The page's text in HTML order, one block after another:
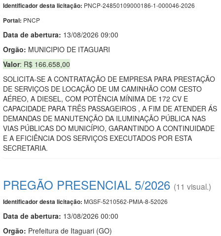
Identificador desta licitação: PNCP-24850109000186-1-000046-2026
Portal: PNCP
Data de abertura: 13/08/2026 09:00
Orgão: MUNICIPIO DE ITAGUARI
Valor: R$ 166.658,00
SOLICITA-SE A CONTRATAÇÃO DE EMPRESA PARA PRESTAÇÃO
DE SERVIÇOS DE LOCAÇÃO DE UM CAMINHÃO COM CESTO
AÉREO, A DIESEL, COM POTÊNCIA MÍNIMA DE 172 CV E
CAPACIDADE PARA TRÊS PASSAGEIROS , A FIM DE ATENDER ÁS
DEMANDAS DE MANUTENÇÃO DA ILUMINAÇÃO PÚBLICA NAS
VIAS PÚBLICAS DO MUNICÍPIO, GARANTINDO A CONTINUIDADE
E A EFICIÊNCIA DOS SERVIÇOS EXECUTADOS POR ESTA
SECRETARIA.
PREGÃO PRESENCIAL 5/2026 (11 visual.)
Identificador desta licitação: MGSF-5210562-PMIA-8-52026
Data de abertura: 13/08/2026 00:00
Orgão: Prefeitura de Itaguari (GO)